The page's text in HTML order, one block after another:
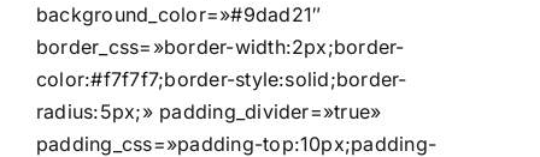
background_color=»#9dad21″
border_css=»border-width:2px;border-
color:#f7f7f7;border-style:solid;border-
radius:5px;» padding_divider=»true»
padding_css=»padding-top:10px;padding-